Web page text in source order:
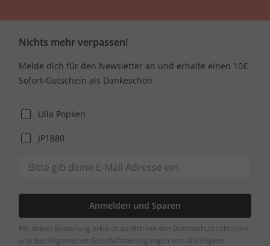
Nichts mehr verpassen!
Melde dich für den Newsletter an und erhalte einen 10€
Sofort-Gutschein als Dankeschön
Ulla Popken
JP1880
Anmelden und Sparen
Mit deiner Bestellung erklärst du dich mit den Datenschutzrichtlinien
und den Allgemeinen Geschäftsbedingungen von Ulla Popken